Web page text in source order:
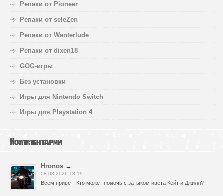
Репаки от Pioneer
Репаки от seleZen
Репаки от Wanterlude
Репаки от dixen18
GOG-игры
Без установки
Игры для Nintendo Switch
Игры для Playstation 4
Комментарии
Hronos →
08.08.2026 18:19
Всем привет! Кто может помочь с затыком ивета Кейт и Джилл?